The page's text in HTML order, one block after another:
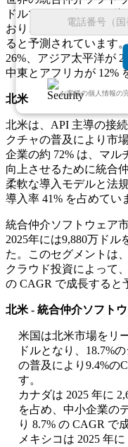
お客様の個人情報の
ドルで、2025年には2
おり、CAGR 8.9%で
ると予測されています
26%、アジア太平洋が
中東とアフリカが 12%
北米
北米は、API 主導の接
クチャの普及により市
企業の約 72% は、マル
向上させるために統合
柔軟な導入モデルと法
導入率 41% を占めてい
統合仲介ソフトウェア
2025年には9,880万ドル
た。このセグメントは
クラウド投資によって
の CAGR で成長すると
北米 - 統合仲介ソフト
米国は北米市場をリ
ドルとなり、18.7%
の普及により9.4%の
す。
カナダは 2025 年に
を占め、中小企業の
り 8.7% の CAGR で
メキシコは 2025 年